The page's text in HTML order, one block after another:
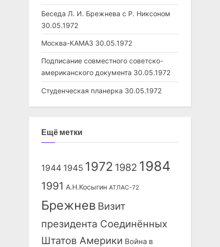
Беседа Л. И. Брежнева с Р. Никсоном
30.05.1972
Москва-КАМАЗ 30.05.1972
Подписание совместного советско-
американского документа 30.05.1972
Студенческая планерка 30.05.1972
Ещё метки
1944 1945 1972 1982 1984
1991 А.Н.Косыгин АТЛАС-72
Брежнев Визит
президента Соединённых
Штатов Америки Война в